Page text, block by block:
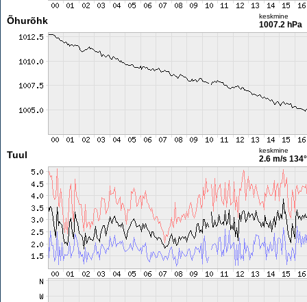
Õhurõhk keskmine
1007.2 hPa
Tuul keskmine
2.6 m/s 134°